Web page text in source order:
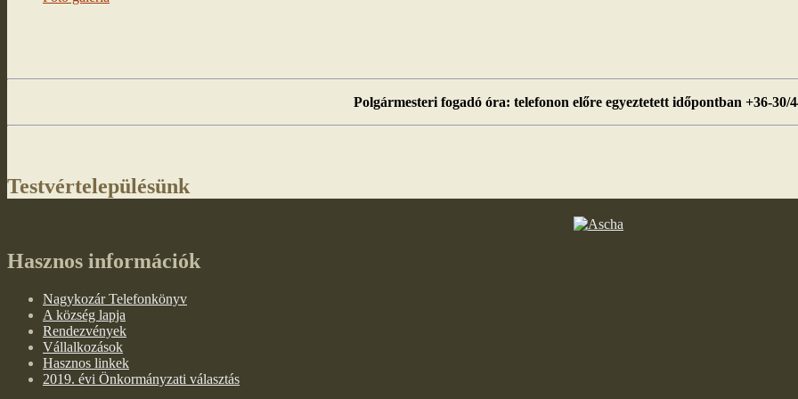
Polgármesteri fogadó óra: telefonon előre egyeztetett időpontban +36-30/
Testvértelepülésünk
Hasznos információk
Nagykozár Telefonkönyv
A község lapja
Rendezvények
Vállalkozások
Hasznos linkek
2019. évi Önkormányzati választás